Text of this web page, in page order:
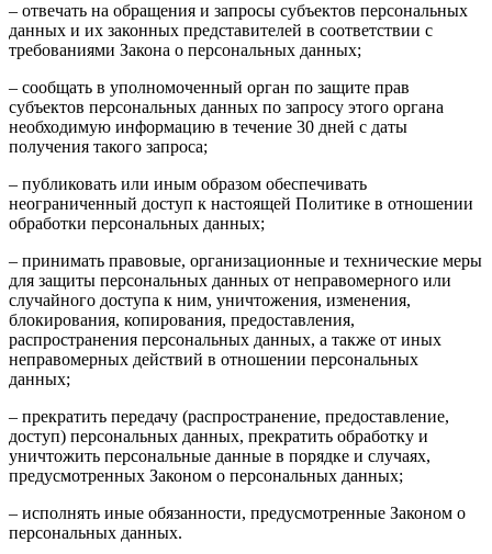
– отвечать на обращения и запросы субъектов персональных
данных и их законных представителей в соответствии с
требованиями Закона о персональных данных;
– сообщать в уполномоченный орган по защите прав
субъектов персональных данных по запросу этого органа
необходимую информацию в течение 30 дней с даты
получения такого запроса;
– публиковать или иным образом обеспечивать
неограниченный доступ к настоящей Политике в отношении
обработки персональных данных;
– принимать правовые, организационные и технические меры
для защиты персональных данных от неправомерного или
случайного доступа к ним, уничтожения, изменения,
блокирования, копирования, предоставления,
распространения персональных данных, а также от иных
неправомерных действий в отношении персональных
данных;
– прекратить передачу (распространение, предоставление,
доступ) персональных данных, прекратить обработку и
уничтожить персональные данные в порядке и случаях,
предусмотренных Законом о персональных данных;
– исполнять иные обязанности, предусмотренные Законом о
персональных данных.